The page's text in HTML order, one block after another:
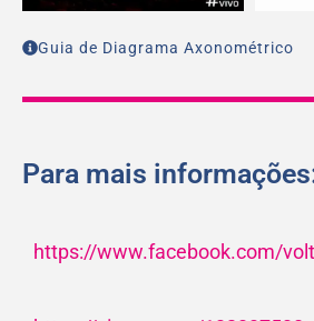
Guia de Diagrama Axonométrico
Para mais
https://www.facebook.com/